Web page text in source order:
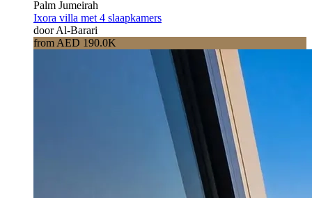
Palm Jumeirah
Ixora villa met 4 slaapkamers
door Al-Barari
from AED 190.0K